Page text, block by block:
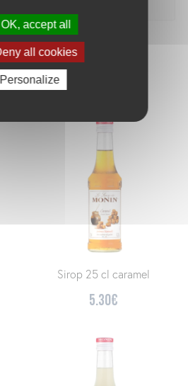
Sirop 25 cl caramel
5.30€
OK, accept all
all cookies
Personalize